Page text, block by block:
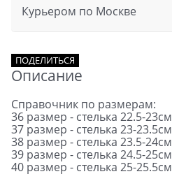
Курьером по Москве
ПОДЕЛИТЬСЯ
Описание
Справочник по размерам:
36 размер - стелька 22.5-23см
37 размер - стелька 23-23.5см
38 размер - стелька 23.5-24см
39 размер - стелька 24.5-25см
40 размер - стелька 25-25.5см